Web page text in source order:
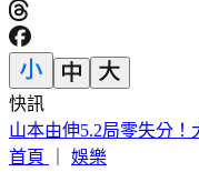
快訊
濱海作戰區指揮部首次
首頁
娛樂